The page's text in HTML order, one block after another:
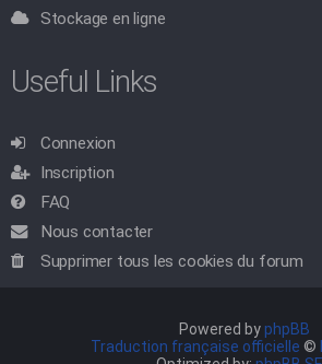
Stockage en ligne
Useful Links
Connexion
Inscription
FAQ
Nous contacter
Supprimer tous les cookies du forum
Powered byphpBB
Traduction française officielle ©